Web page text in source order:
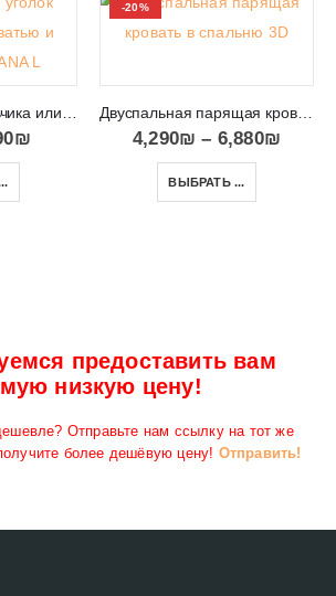
₪
-20%
Двуспальная парящая кровать с тумбочками в спальню 3D
4,290₪ – 6,880₪
ВЫБРАТЬ ...
предоставить вам
низкую цену!
Отправьте нам ссылку на тот же
более дешёвую цену! Отправить!